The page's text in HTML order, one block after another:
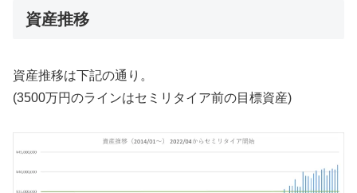
資産推移
資産推移は下記の通り。
(3500万円のラインはセミリタイア前の目標資産)